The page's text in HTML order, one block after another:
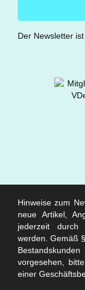
Der Newsletter
Hinweise zum
neue Artikel,
jederzeit durch
werden. Gemäß
vorgesehen,
einer